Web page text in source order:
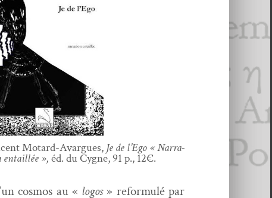
Motard-Avar­gues, Je de l’Ego « Nar­ra­
entail­lée », éd. du Cygne, 91 p., 12€.
cos­mos au « logos» refor­mulé par